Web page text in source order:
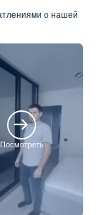
о нашей
Посмотреть